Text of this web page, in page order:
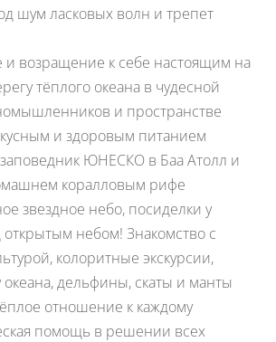
шум ласковых волн и трепет
и возращение к себе настоящим на
тёплого океана в чудесной
и пространстве
и здоровым питанием
ЮНЕСКО в Баа Атолл и
коралловым рифе
звездное небо, посиделки у
открытым небом! Знакомство с
колоритные экскурсии,
дельфины, скаты и манты
отношение к каждому
помощь в решении всех